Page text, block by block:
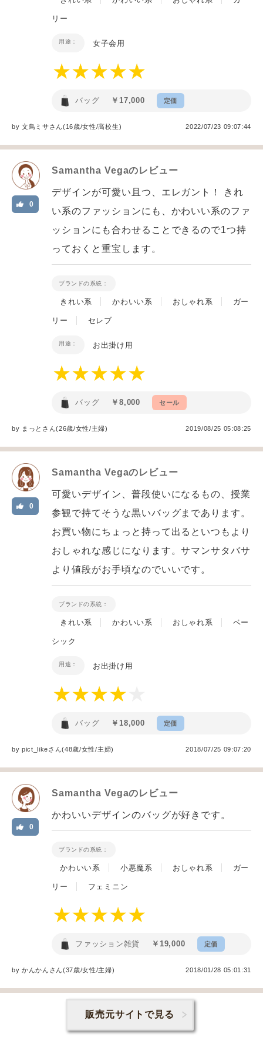
リー
用途： 女子会用
バッグ ￥17,000 定価
by文鳥ミサさん(16歳/女性/高校生) 2022/07/23 09:07:44
Samantha Vegaのレビュー
0
デザインが可愛い且つ、エレガント！ きれ
い系のファッションにも、かわいい系のファ
ッションにも合わせることできるので1つ持
っておくと重宝します。
ブランドの系統：
きれい系 かわいい系 おしゃれ系 ガー
リー セレブ
用途： お出掛け用
バッグ ￥8,000 セール
by まっと さん(26歳/女性/主婦) 2019/08/25 05:08:25
Samantha Vegaのレビュー
0
可愛いデザイン、普段使いになるもの、授業
参観で持てそうな黒いバッグまであります。
お買い物にちょっと持って出るといつもより
おしゃれな感じになります。サマンサタバサ
より値段がお手頃なのでいいです。
ブランドの系統：
きれい系 かわいい系 おしゃれ系 ベー
シック
用途： お出掛け用
バッグ ￥18,000 定価
bypict_likeさん(48歳/女性/主婦) 2018/07/25 09:07:20
Samantha Vegaのレビュー
0
かわいいデザインのバッグが好きです。
ブランドの系統：
かわいい系 小悪魔系 おしゃれ系 ガー
リー フェミニン
ファッション雑貨 ￥19,000 定価
byかんかん さん(37歳/女性/主婦) 2018/01/28 05:01:31
販売元サイトで見る